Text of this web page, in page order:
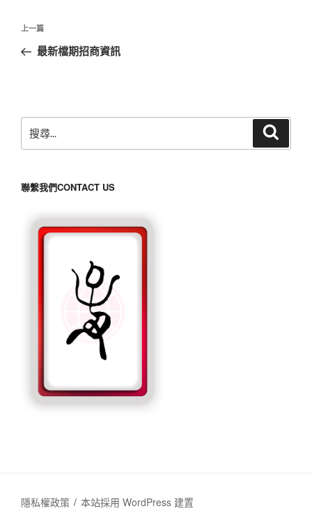
文
導
上
一
上一篇
最新檔期招商資訊
尋
字:
聯繫我們CONTACT US
隱私權政策 本站採用 WordPress 建置